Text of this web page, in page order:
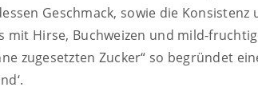
Geschmack, sowie die
mit Hirse, Buchweizen und mild-
zugesetzten Zucker“ so begründet